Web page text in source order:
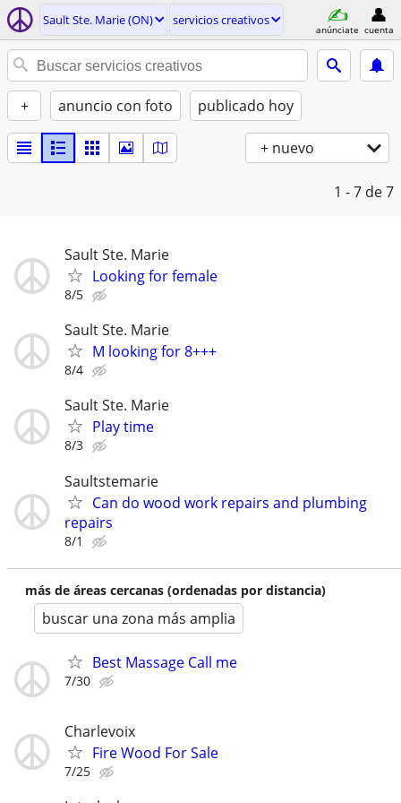
Sault Ste. Marie (ON) servicios creativos
anúnciate cuenta
+ anuncio con foto publicado hoy
+ nuevo
1 - 7 de 7
Sault Ste. Marie
Looking for female
8/5
Sault Ste. Marie
M looking for 8+++
8/4
Sault Ste. Marie
Play time
8/3
Saultstemarie
Can do wood work repairs and plumbing
repairs
8/1
más de áreas cercanas (ordenadas por distancia)
buscar una zona más amplia
Best Massage Call me
7/30
Charlevoix
Fire Wood For Sale
7/25